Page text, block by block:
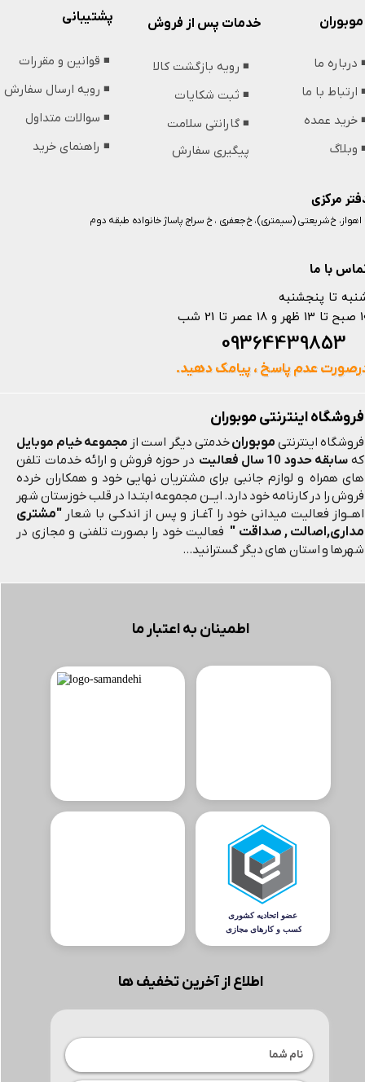
فروشگاه اینترنتی موبوران
فروشگاه اینترنتی موبورانخدمتی دیگر است از مجموعه خیام موبایل
که سابقه حدود 10 سال فعالیت
در حوزه فروش و ارائه خدمات تلفن
های همراه و لوازم جانبی برای مشتریان نهایی خود و همکاران خرده
فروش را در کارنامه خود دارد. ایــن مجموعه ابتـدا در قلب خوزستان شهر
اهــواز فعالیت میدانی خود را آغـاز و پس از اندکـی با شعار "مشتری
مداری,اصالت , صداقت " فعالیت خود را بصورت تلفنی و مجازی در
شهرها و استان های دیگر گسترانید...
اطمینان به اعتبار ما
اطلاع از آخرین تخفیف ها
مرکزی
با ما
اهواز، خ شریعتی (سیمتری)، خ جعفری ، خ سراج پاساژ خانواده طبقه دوم
تا پنجشنبه
تا 21 شب
عدم پاسخ ، پیامک دهید.
پشتیبانی
◾️ قوانین و مقررات
◾️ رویه ارسال سفارش
◾️ سوالات متداول
◾️ راهنمای خرید
موبوران
درباره ما
ارتباط با ما
خرید عمده
وبلاگ
خدمات پس از فروش
◾️ رویه بازگشت کالا
◾️ ثبت شکایات
◾️ گارانتی سلامت
پیگیری سفارش